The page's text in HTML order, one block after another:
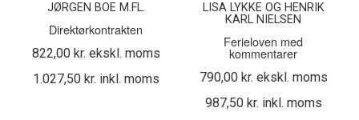
JØRGEN BOE M.FL.
Direktørkontrakten
822,00 kr. ekskl. moms
1.027,50 kr. inkl. moms
LISA LYKKE OG HENRIK
KARL NIELSEN
Ferieloven med
kommentarer
790,00 kr. ekskl. moms
987,50 kr. inkl. moms